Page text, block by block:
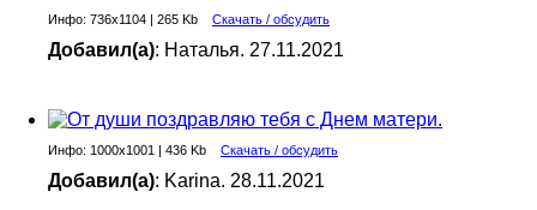
Инфо: 736х1104 | 265 Kb Скачать / обсудить
Добавил(а): Наталья. 27.11.2021
Инфо: 1000х1001 | 436 Kb Скачать / обсудить
Добавил(а): Karina. 28.11.2021